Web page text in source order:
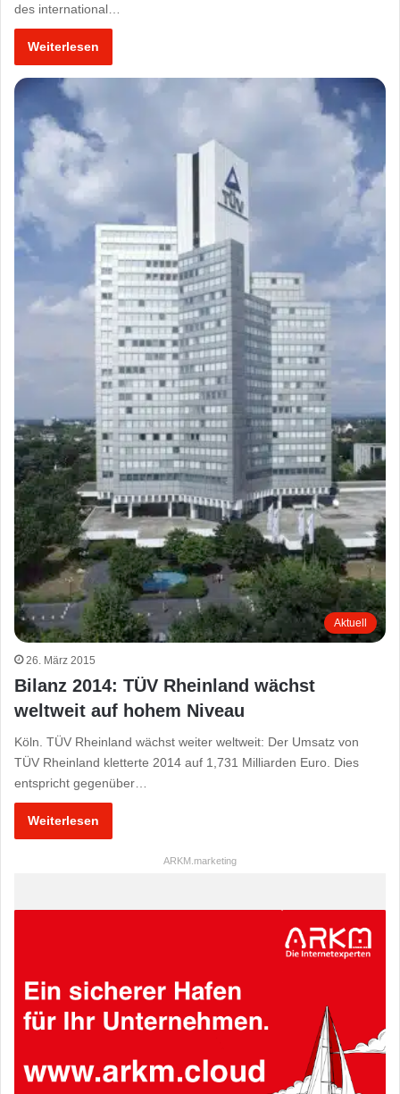
des international…
Weiterlesen
Aktuell
26. März 2015
Bilanz 2014: TÜV Rheinland wächst
weltweit auf hohem Niveau
Köln. TÜV Rheinland wächst weiter weltweit: Der Umsatz von
TÜV Rheinland kletterte 2014 auf 1,731 Milliarden Euro. Dies
entspricht gegenüber…
Weiterlesen
ARKM.marketing